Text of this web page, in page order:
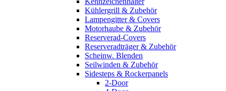
Kühlergrill & Zubehör
Lampengitter & Covers
Motorhaube & Zubehör
Reserverad-Covers
Reserveradträger & Zubehör
Scheinw. Blenden
Seilwinden & Zubehör
Sidesteps & Rockerpanels
2-Door